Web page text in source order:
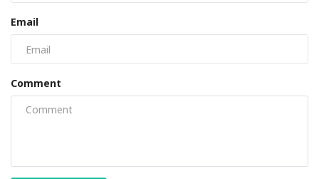
Email
Comment